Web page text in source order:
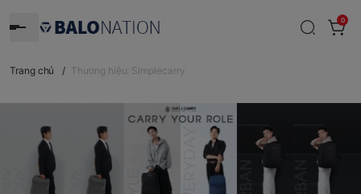
0
Trang chủ / Thương hiệu: Simplecarry